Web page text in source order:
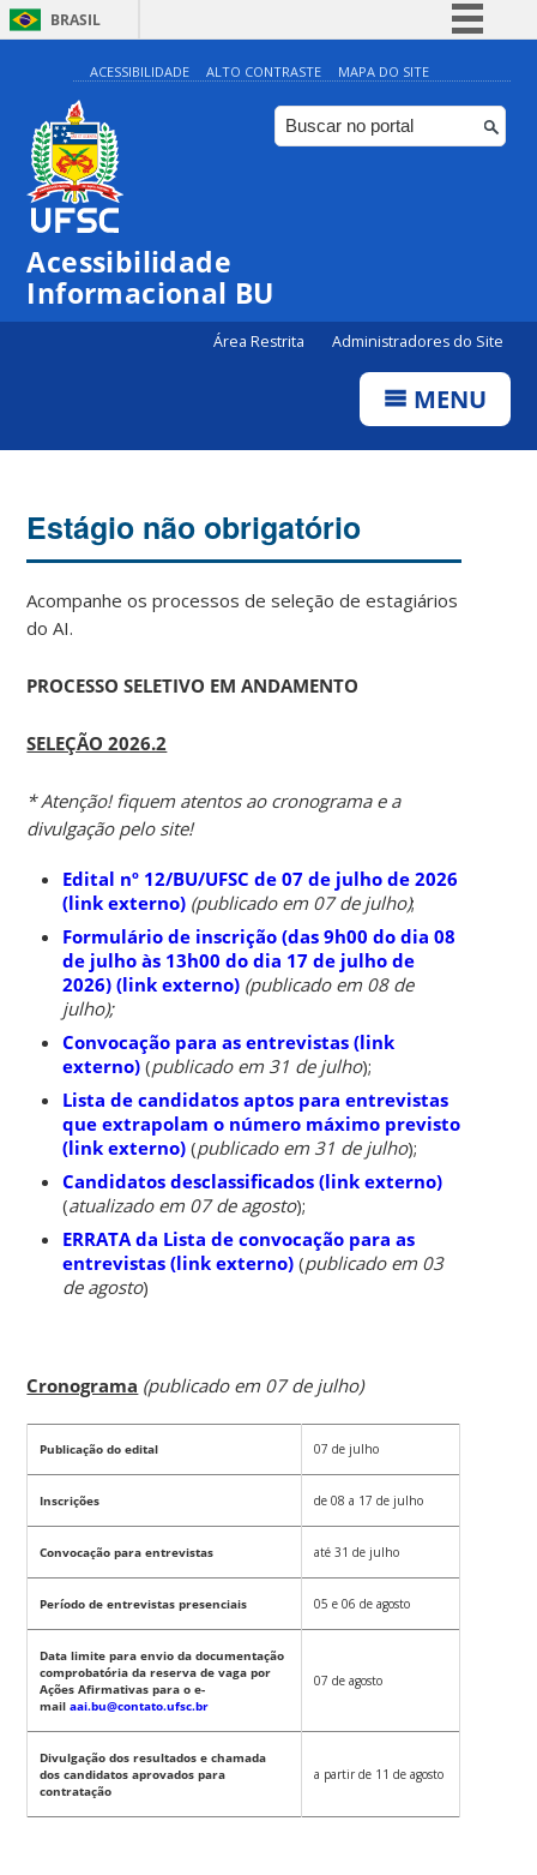
BRASIL
Simplifique!
Comunica BR
Participe
ACESSIBILIDADE ALTO CONTRASTE MAPA DO SITE
Acessibilidade
Informacional BU
Área Restrita Administradores do Site
MENU
Estágio não obrigatório
Acompanhe os processos de seleção de estagiários
do AI.
PROCESSO SELETIVO EM ANDAMENTO
SELEÇÃO 2026.2
* Atenção! fiquem atentos ao cronograma e a
divulgação pelo site!
Edital nº 12/BU/UFSC de 07 de julho de 2026
(link externo) (publicado em 07 de julho);
Formulário de inscrição (das 9h00 do dia 08
de julho às 13h00 do dia 17 de julho de
2026) (link externo) (publicado em 08 de
julho);
Convocação para as entrevistas (link
externo) (publicado em 31 de julho);
Lista de candidatos aptos para entrevistas
que extrapolam o número máximo previsto
(link externo) (publicado em 31 de julho);
Candidatos desclassificados (link externo)
(atualizado em 07 de agosto);
ERRATA da Lista de convocação para as
entrevistas (link externo) (publicado em 03
de agosto)
Cronograma (publicado em 07 de julho)
Publicação do edital 07 de julho
Inscrições de 08 a 17 de julho
Convocação para entrevistas até 31 de julho
Período de entrevistas presenciais 05 e 06 de agosto
Data limite para envio da documentação
comprobatória da reserva de vaga por
Ações Afirmativas para o e-
mailaai.bu@contato.ufsc.br
07 de agosto
Divulgação dos resultados e chamada
dos candidatos aprovados para
contratação
a partir de 11 de agosto